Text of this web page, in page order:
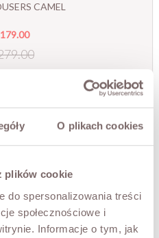
O plikach cookies
plików cookie
do spersonalizowania treści
społecznościowe i
Informacje o tym, jak
CAMEL
M/L
CART